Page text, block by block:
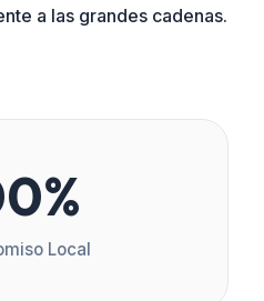
a las grandes cadenas.
Local